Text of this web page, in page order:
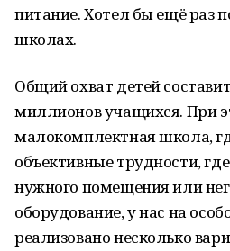
питание. Хотел бы ещё раз
школах.
Общий охват детей
миллионов учащихся. При
малокомплектная школа,
объективные трудности,
нужного помещения или
оборудование, у нас на
реализовано несколько